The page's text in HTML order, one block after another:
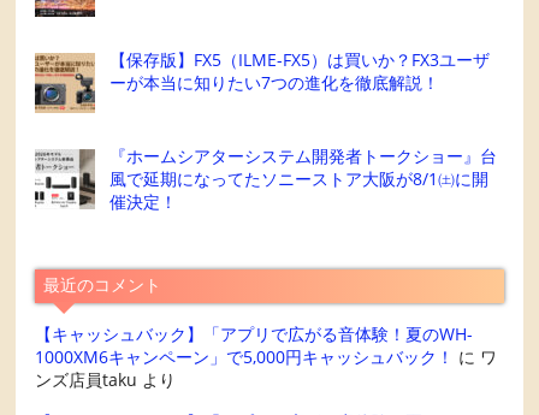
【保存版】FX5（ILME-FX5）は買いか？FX3ユーザ
ーが本当に知りたい7つの進化を徹底解説！
『ホームシアターシステム開発者トークショー』台
風で延期になってたソニーストア大阪が8/1㈯に開
催決定！
最近のコメント
【キャッシュバック】「アプリで広がる音体験！夏のWH-
1000XM6キャンペーン」で5,000円キャッシュバック！ に ワ
ンズ店員taku より